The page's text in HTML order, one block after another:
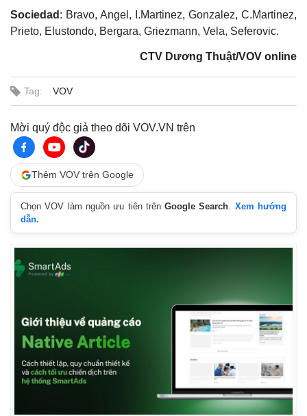
Sociedad : Bravo, Angel, I.Martinez, Gonzalez, C.Martinez,
Prieto, Elustondo, Bergara, Griezmann, Vela, Seferovic.
CTV Dương Thuật/VOV online
Tag: VOV
Mời quý độc giả theo dõi VOV.VN trên
Thêm VOV trên Google
Chọn VOV làm nguồn ưu tiên trênGoogle Search. Xem hướng
dẫn.